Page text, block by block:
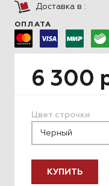
Доставка в :
ОПЛАТА
6 300
Цвет строчки
КУПИТЬ